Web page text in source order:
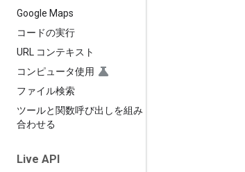
Google Maps
コードの実行
URL コンテキスト
コンピュータ使用
ファイル検索
ツールと関数呼び出しを組み
合わせる
Live API